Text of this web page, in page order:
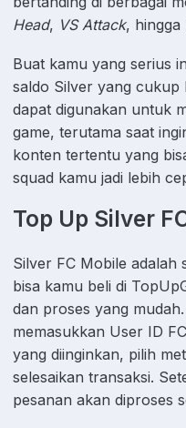
Head, VS Attack, hingga
Buat kamu yang serius
saldo Silver yang cukup
dapat digunakan untuk
game, terutama saat
konten tertentu yang
squad kamu jadi lebih
Top Up Silver
Silver FC Mobile
bisa kamu beli di
dan proses yang
memasukkan User ID
yang diinginkan, pilih
selesaikan transaksi.
pesanan akan diproses